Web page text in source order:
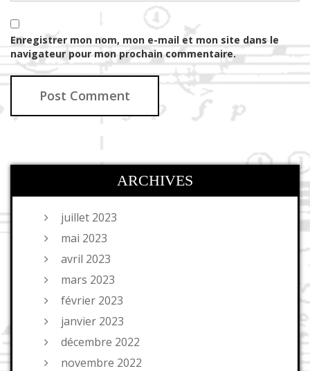
Enregistrer mon nom, mon e-mail et mon site dans le
navigateur pour mon prochain commentaire.
ARCHIVES
juillet 2023
mai 2023
avril 2023
mars 2023
février 2023
janvier 2023
décembre 2022
novembre 2022